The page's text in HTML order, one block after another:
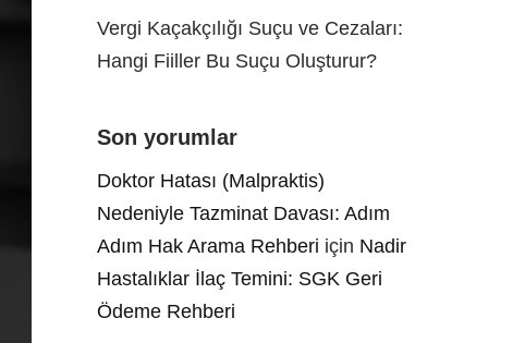
Vergi Kaçakçılığı Suçu ve Cezaları:
Hangi Fiiller Bu Suçu Oluşturur?
Son yorumlar
Doktor Hatası (Malpraktis)
Nedeniyle Tazminat Davası: Adım
Adım Hak Arama Rehberi için Nadir
Hastalıklar İlaç Temini: SGK Geri
Ödeme Rehberi